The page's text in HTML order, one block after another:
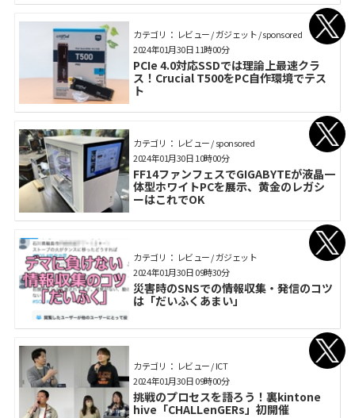
カテゴリ： レビュー / ガジェット / sponsored
PCIe 4.0対応SSDでは理論上最速クラ
ス！Crucial T500をPC自作環境でテス
ト
2024年01月30日 11時00分
カテゴリ： レビュー / sponsored
FF14ファンフェスでGIGABYTEが液晶一
体型ホワイトPCを展示、黄金のレガシ
ーはこれでOK
2024年01月30日 10時00分
カテゴリ： レビュー / ガジェット
災害時のSNSでの情報収集・発信のコツ
は「だいふくあまい」
2024年01月30日 09時30分
カテゴリ： レビュー / ICT
挑戦のプロセスを語ろう！裏kintone
hive「CHALLenGERs」初開催
2024年01月30日 09時00分